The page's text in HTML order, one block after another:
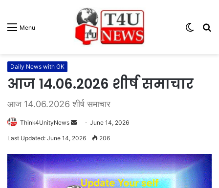
Menu
Switch
Daily News with GK
आज 14.06.2026 शीर्ष समाचार
आज 14.06.2026 शीर्ष समाचार
Think4UnityNews
d
a
n
June 14, 2026
Last Updated: June 14, 2026 206